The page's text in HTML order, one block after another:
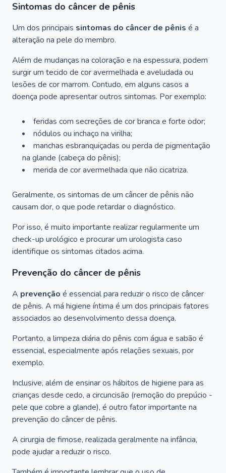
Sintomas do câncer de pênis
Um dos principais sintomas do câncer de pênis é a
alteração na pele do membro.
Além de mudanças na coloração e na espessura, podem
surgir um tecido de cor avermelhada e aveludada ou
lesões de cor marrom. Contudo, em alguns casos a
doença pode apresentar outros sintomas. Por exemplo:
feridas com secreções de cor branca e forte odor;
nódulos ou inchaço na virilha;
manchas esbranquiçadas ou perda de pigmentação
na glande (cabeça do pênis);
merida de cor avermelhada que não cicatriza.
Geralmente, os sintomas de um câncer de pênis não
causam dor, o que pode retardar o diagnóstico.
Por isso, é muito importante realizar regularmente um
check-up urológico e procurar um urologista caso
identifique os sintomas citados acima.
Prevenção do câncer de pênis
A prevenção é essencial para reduzir o risco de câncer
de pênis. A má higiene íntima é um dos principais fatores
associados ao desenvolvimento dessa doença.
Portanto, a limpeza diária do pênis com água e sabão é
essencial, especialmente após relações sexuais, por
exemplo.
Inclusive, além de ensinar os hábitos de higiene para as
crianças desde cedo, a circuncisão (remoção do prepúcio -
pele que cobre a glande), é outro fator importante na
prevenção do câncer de pênis.
A cirurgia de fimose, realizada geralmente na infância,
pode ajudar a reduzir o risco.